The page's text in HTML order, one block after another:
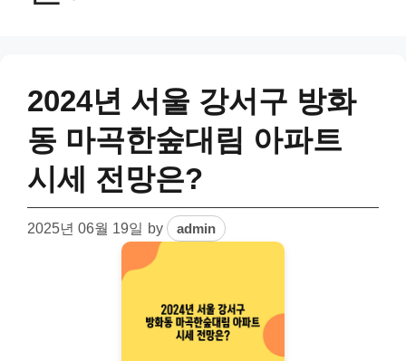
2024년 서울 강서구 방화
동 마곡한숲대림 아파트
시세 전망은?
2025년 06월 19일 by admin